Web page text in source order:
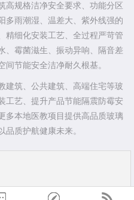
高规格洁净安全要求、功能分区
多雨潮湿、温差大、紫外线强的
精细化安装工艺、全过程严苛管
、霉菌滋生、振动异响、隔音差
间节能安全洁净耐久根基。
建筑、公共建筑、高端住宅等玻
工艺、提升产品节能隔震防霉安
多本地医教项目提供高品质玻璃
品质护航健康未来。